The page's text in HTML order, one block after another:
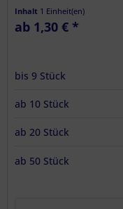
Inhalt 1 Einheit(en)
ab 1,30 € *
bis 9 Stück
ab 10 Stück
ab 20 Stück
ab 50 Stück